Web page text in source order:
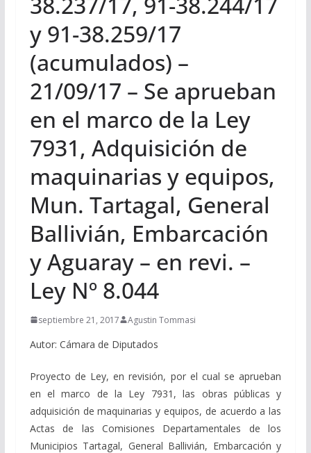
y 91-38.259/17
(acumulados) –
21/09/17 – Se aprueban
en el marco de la Ley
7931, Adquisición de
maquinarias y equipos,
Mun. Tartagal, General
Ballivián, Embarcación
y Aguaray – en revi. –
Ley Nº 8.044
septiembre 21, 2017 Agustin Tommasi
Autor: Cámara de Diputados
Proyecto de Ley, en revisión, por el cual se aprueban
en el marco de la Ley 7931, las obras públicas y
adquisición de maquinarias y equipos, de acuerdo a las
Actas de las Comisiones Departamentales de los
Municipios Tartagal, General Ballivián, Embarcación y